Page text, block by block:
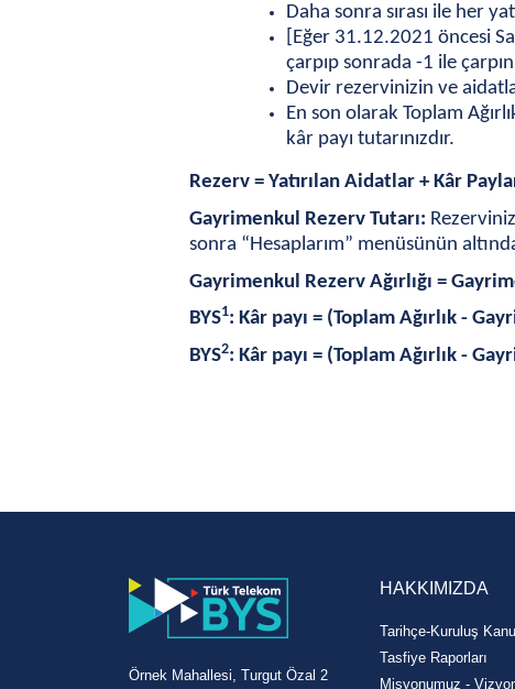
Daha sonra sırası ile her
[Eğer 31.12.2021 öncesi
çarpıp sonrada -1 ile
Devir rezervinizin ve
En son olarak Toplam
kâr payı tutarınızdır.
Rezerv = Yatırılan Aidatlar + Kâr
Gayrimenkul Rezerv Tutarı:
sonra “Hesaplarım” menüsünün
Gayrimenkul Rezerv Ağırlığı =
BYS1: Kâr payı = (Toplam Ağırlık -
BYS2: Kâr payı = (Toplam Ağırlık -
Örnek Mahallesi, Turgut Özal 2
HAKKIMIZDA
Tarihçe-Kuruluş
Tasfiye Raporları
Misyonumuz -